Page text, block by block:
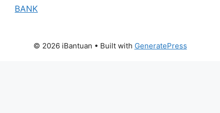
BANK
© 2026 iBantuan • Built with GeneratePress